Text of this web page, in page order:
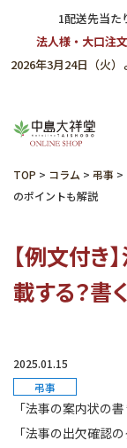
1配送先当た
法人様・大口注
2026年3月24日（火
TOP > コラム > 弔事 >
のポイントも解説
【例文付き
載する？書
2025.01.15
弔事
「法事の案内状の
「法事の出欠確認